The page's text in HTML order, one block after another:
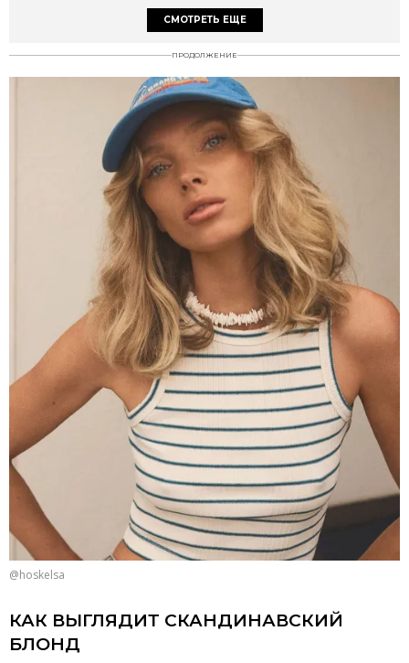
СМОТРЕТЬ ЕЩЕ
ПРОДОЛЖЕНИЕ
@hoskelsa
КАК ВЫГЛЯДИТ СКАНДИНАВСКИЙ
БЛОНД